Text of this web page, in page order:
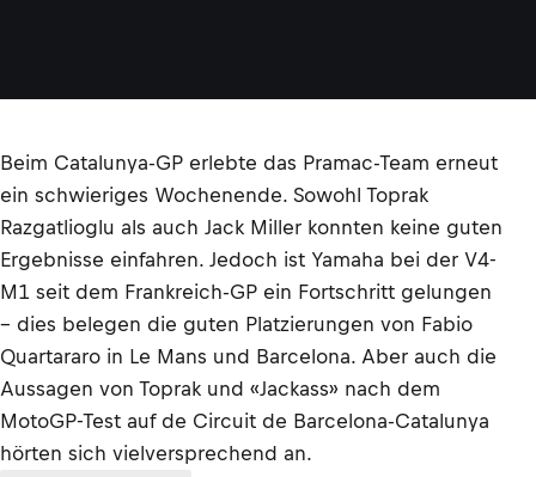
Beim Catalunya-GP erlebte das Pramac-Team erneut
ein schwieriges Wochenende. Sowohl Toprak
Razgatlioglu als auch Jack Miller konnten keine guten
Ergebnisse einfahren. Jedoch ist Yamaha bei der V4-
M1 seit dem Frankreich-GP ein Fortschritt gelungen
– dies belegen die guten Platzierungen von Fabio
Quartararo in Le Mans und Barcelona. Aber auch die
Aussagen von Toprak und «Jackass» nach dem
MotoGP-Test auf de Circuit de Barcelona-Catalunya
hörten sich vielversprechend an.